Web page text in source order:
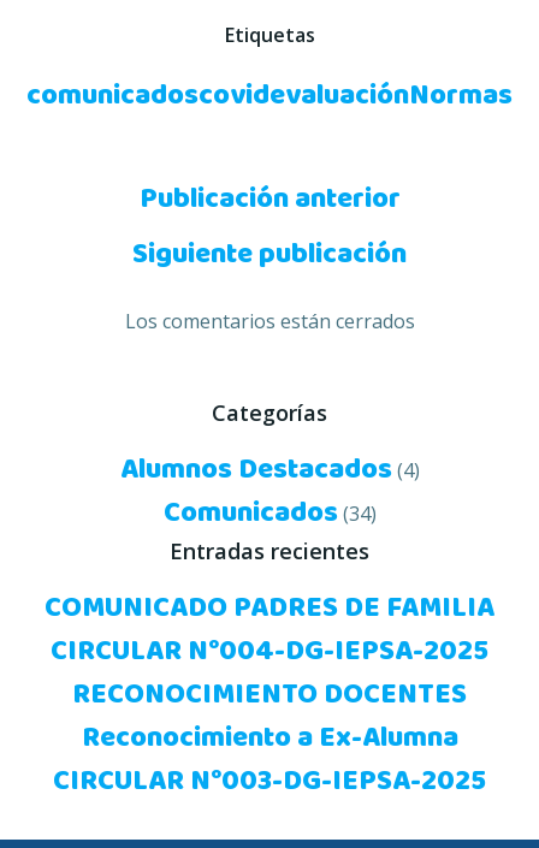
Etiquetas
comunicadoscovidevaluaciónNormas
Navegación
de
entradas
Publicación anterior
Navegación
de
Siguiente publicación
Los comentarios están cerrados
Categorías
Alumnos Destacados(4)
Comunicados(34)
Entradas recientes
COMUNICADO PADRES DE FAMILIA
CIRCULAR N°004-DG-IEPSA-2025
RECONOCIMIENTO DOCENTES
Reconocimiento a Ex-Alumna
CIRCULAR N°003-DG-IEPSA-2025